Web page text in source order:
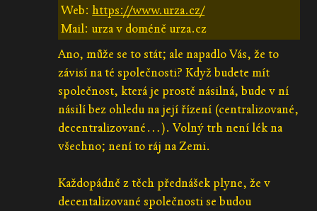
Web:https://www.urza.cz/
Mail: urza v doméně urza.cz
Ano, může se to stát; ale napadlo Vás, že to
závisí na té společnosti? Když budete mít
společnost, která je prostě násilná, bude v ní
násilí bez ohledu na její řízení (centralizované,
decentralizované…). Volný trh není lék na
všechno; není to ráj na Zemi.
Každopádně z těch přednášek plyne, že v
decentalizované společnosti se budou